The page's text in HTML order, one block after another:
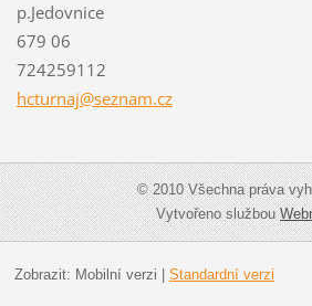
p.Jedovnice
679 06
724259112
hcturnaj@seznam.cz
© 2010 Všechna práva
Vytvořeno službou
Zobrazit: Mobilní verzi Standardní verzi